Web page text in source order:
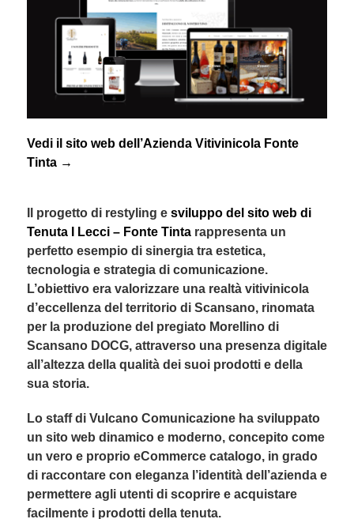
Vedi il sito web dell’Azienda Vitivinicola Fonte
Tinta →
Il progetto di restyling e sviluppo del sito web di
Tenuta I Lecci – Fonte Tintarappresenta un
perfetto esempio di sinergia tra estetica,
tecnologia e strategia di comunicazione.
L’obiettivo era valorizzare una realtà vitivinicola
d’eccellenza del territorio di Scansano, rinomata
per la produzione del pregiato Morellino di
Scansano DOCG, attraverso una presenza digitale
all’altezza della qualità dei suoi prodotti e della
sua storia.
Lo staff di Vulcano Comunicazione ha sviluppato
un sito web dinamico e moderno, concepito come
un vero e proprio eCommerce catalogo, in grado
di raccontare con eleganza l’identità dell’azienda e
permettere agli utenti di scoprire e acquistare
facilmente i prodotti della tenuta.